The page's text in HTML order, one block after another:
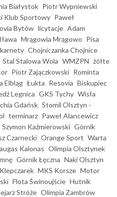
Białystok Piotr Wypniewski
Klub Sportowy Paweł
Bytów licytacje Adam
Mrągowia Mrągowo Pisa
karnety Chojniczanka Chojnice
Stal Stalowa Wola WMZPN żółte
Piotr Zajączkowski Rominta
Elbląg Łukta Resovia Biskupiec
Legnica GKS Tychy Wisła
Gdańsk Stomil Olsztyn -
terminarz Paweł Alancewicz
Szymon Kaźmierowski Górnik
Czarnecki Orange Sport Warta
Kalonas Olimpia Olsztynek
Górnik Łęczna Naki Olsztyn
MKS Korsze Motor
Flota Świnoujście Hutnik
Stróże Olimpia Zambrów